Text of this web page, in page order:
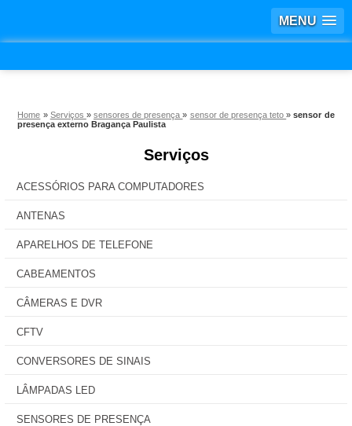
MENU
Home » Serviços »sensores de presença» sensor de presença teto»sensor de
presença externo Bragança Paulista
Serviços
ACESSÓRIOS PARA COMPUTADORES
ANTENAS
APARELHOS DE TELEFONE
CABEAMENTOS
CÂMERAS E DVR
CFTV
CONVERSORES DE SINAIS
LÂMPADAS LED
SENSORES DE PRESENÇA